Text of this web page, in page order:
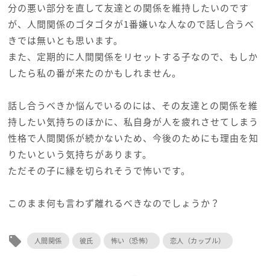
分の悪い部分を直して友達との関係を維持したいのです
が、人間関係のゴタゴタが1番嫌いな人なので話し合うべ
きでは無いとも思います。
また、定期的に人間関係をリセットする子なので、もしか
したら私の番が来たのかもしれません。
話し合うべきか悩んでいるのには、その友達との関係を維
持したい気持ちのほかに、私自身が人を疲れさせてしまう
性格で人間関係が続かないため、今後のためにも理由を知
りたいという気持ちがあります。
ただその子に縁を切られそうで怖いです。
このまま何も言わず離れるべきなのでしょうか？
local_offer 人間関係 彼氏 怖い（恐怖） 恋人（カップル）